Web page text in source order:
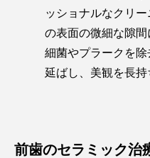
ッショナルなクリ
の表面の微細な隙
細菌やプラークを
延ばし、美観を長持
前歯のセラミック治